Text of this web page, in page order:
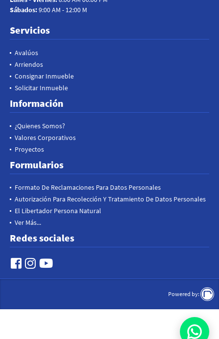
Sábados:9:00 AM - 12:00 M
Servicios
Avalúos
Arriendos
Consignar Inmueble
Solicitar Inmueble
Información
¿Quienes Somos?
Valores Corporativos
Proyectos
Formularios
Formato De Reclamaciones Para Datos Personales
Autorización Para Recolección Y Tratamiento De Datos Personales
El Libertador Persona Natural
Ver Más...
Redes sociales
Powered by: